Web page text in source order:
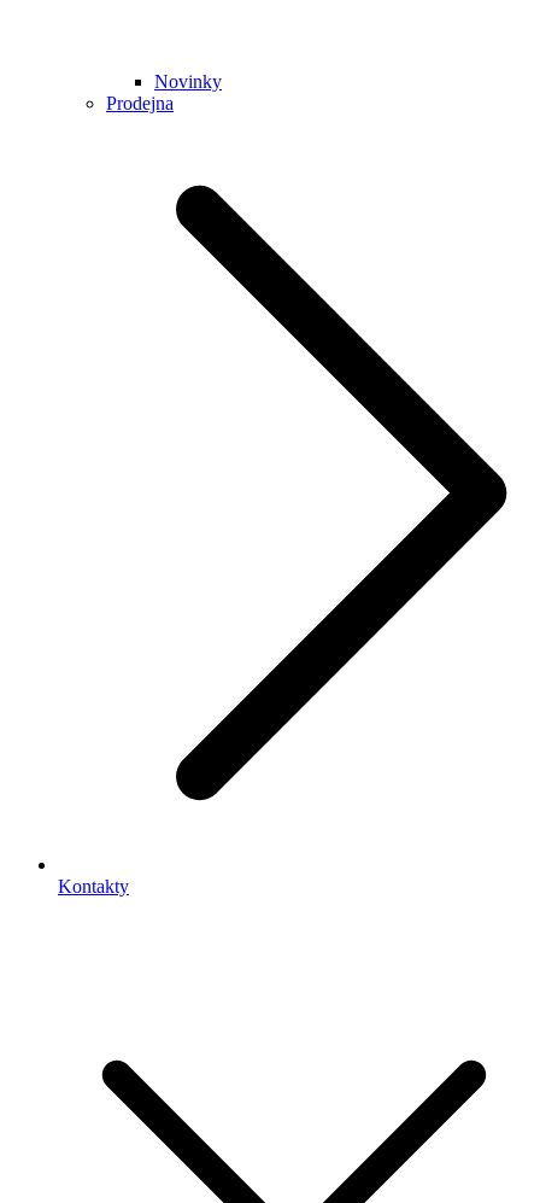
Novinky
Prodejna
Kontakty